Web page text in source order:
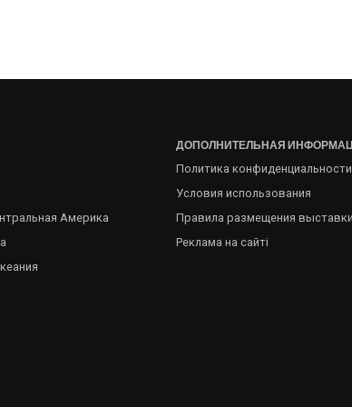
Америка
ДОПОЛНИТЕЛЬНАЯ
Политика конфиденциальности
Условия использования
Правила размещения выставки
Реклама на сайті